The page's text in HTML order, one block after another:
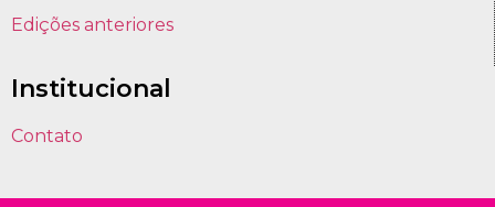
Edições anteriores
Institucional
Contato